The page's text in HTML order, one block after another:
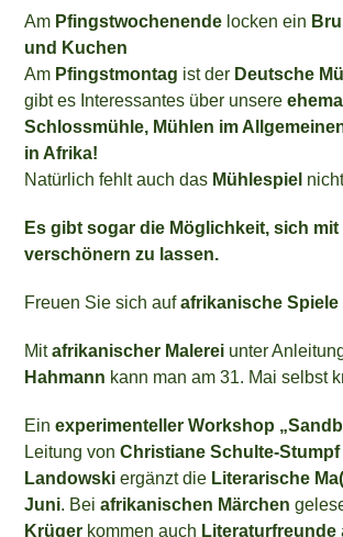
Am Pfingstwochenende locken ein
und Kuchen
Am Pfingstmontag ist der Deutsche
gibt es Interessantes über unsere
Schlossmühle, Mühlen im
in Afrika!
Natürlich fehlt auch das Mühlespiel
Es gibt sogar die Möglichkeit, sich
verschönern zu lassen.
Freuen Sie sich aufafrikanische Spiele
Mitafrikanischer Malerei unter
Hahmann kann man am 31. Mai selbst
Einexperimenteller Workshop
Leitung vonChristiane Schulte-
Landowski ergänzt die Literarische
Juni. Beiafrikanischen Märchen
Krüger kommen auch Literaturfreunde